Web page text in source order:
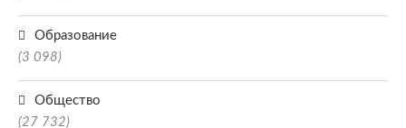
Образование
(3 098)
Общество
(27 732)